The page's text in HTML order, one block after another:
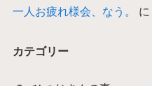
一人お疲れ様会、なう。 に
カテゴリー